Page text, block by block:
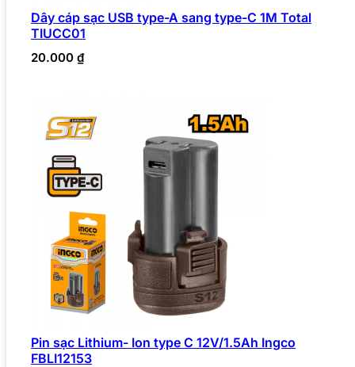
Dây cáp sạc USB type-A sang type-C 1M Total
TIUCC01
20.000 ₫
Pin sạc Lithium- Ion type C 12V/1.5Ah Ingco
FBLI12153